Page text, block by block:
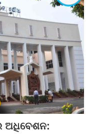
ଅଧିବେଶନ: